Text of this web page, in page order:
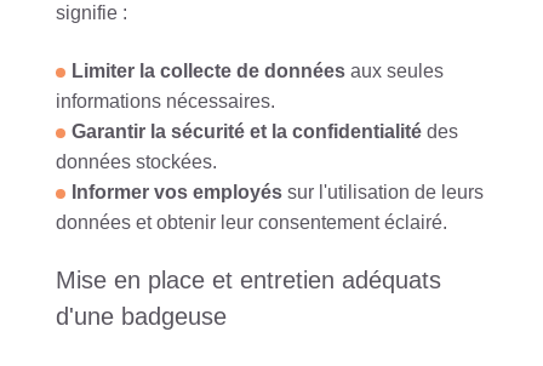
signifie :
Limiter la collecte de donnéesaux seules
informations nécessaires.
Garantir la sécurité et la confidentialitédes
données stockées.
Informer vos employéssur l'utilisation de leurs
données et obtenir leur consentement éclairé.
Mise en place et entretien adéquats
d'une badgeuse